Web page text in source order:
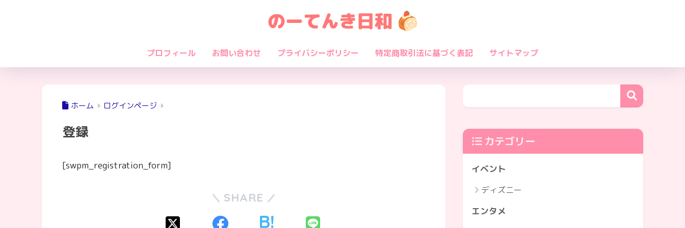
プロフィール お問い合わせ プライバシーポリシー 特定商取引法に基づく表記 サイトマップ
ホーム ログインページ
登録
[swpm_registration_form]
SHARE
カテゴリー
イベント
ディズニー
エンタメ